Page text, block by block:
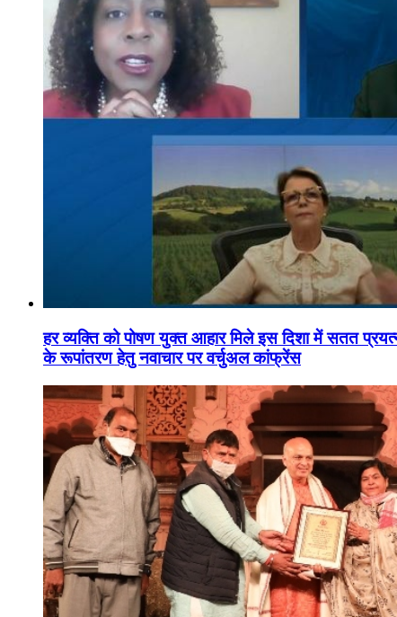
हर व्यक्ति को पोषण युक्त आहार मिले इस दिशा में सतत
के रूपांतरण हेतु नवाचार पर वर्चुअल कांफ्रेंस